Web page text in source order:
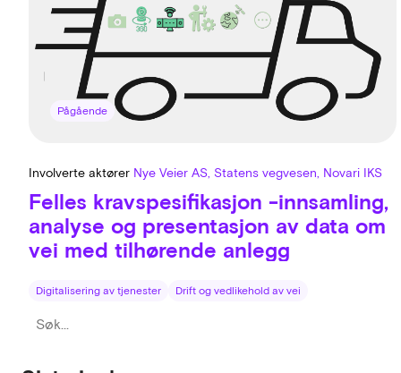
Pågående
Involverte aktører Nye Veier AS, Statens vegvesen, Novari IKS
Felles kravspesifikasjon -innsamling,
analyse og presentasjon av data om
vei med tilhørende anlegg
Digitalisering av tjenester Drift og vedlikehold av vei